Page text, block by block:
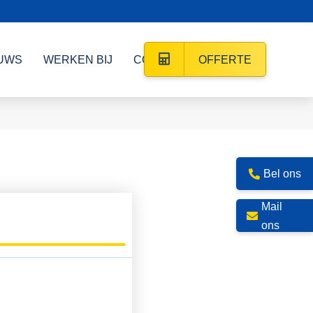
WERKEN BIJ CONTACT OFFERTE
Bel ons
Mail
ons